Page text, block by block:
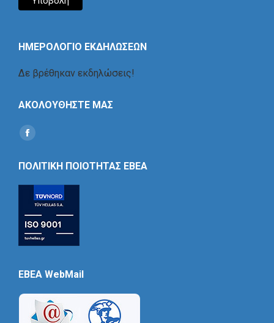
ΗΜΕΡΟΛΟΓΙΟ ΕΚΔΗΛΩΣΕΩΝ
Δε βρέθηκαν εκδηλώσεις!
ΑΚΟΛΟΥΘΗΣΤΕ ΜΑΣ
Find us on:
Social
ΠΟΛΙΤΙΚΗ ΠΟΙΟΤΗΤΑΣ ΕΒΕΑ
EBEA WebMail